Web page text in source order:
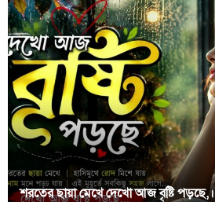
শরতের ছায়া মেখে দেখো আজ বৃষ্টি পড়ছে,।